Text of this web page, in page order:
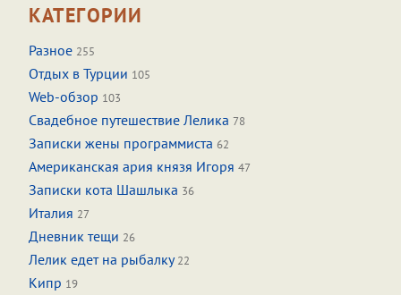
КАТЕГОРИИ
Разное 255
Отдых в Турции 105
Web-обзор 103
Свадебное путешествие Лелика 78
Записки жены программиста 62
Американская ария князя Игоря 47
Записки кота Шашлыка 36
Италия 27
Дневник тещи 26
Лелик едет на рыбалку22
Кипр 19